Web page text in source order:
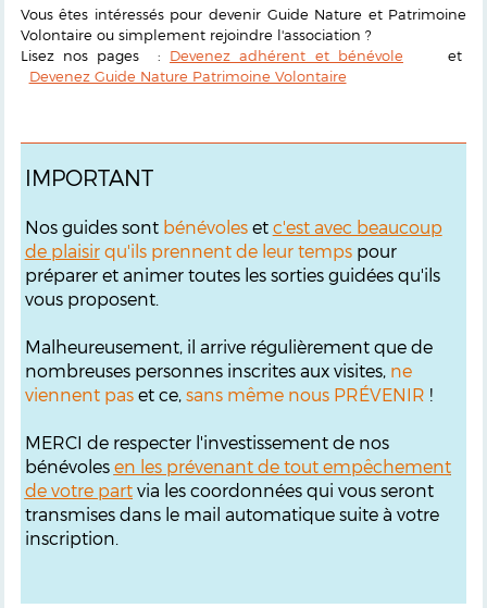
Vous êtes intéressés pour devenir Guide Nature et Patrimoine
Volontaire ou simplement rejoindre l'association ?
Lisez nos pages : Devenez adhérent et bénévole et
Devenez Guide Nature Patrimoine Volontaire
IMPORTANT
Nos guides sont bénévoleset c'est avec beaucoup
de plaisirqu'ils prennent de leur tempspour
préparer et animer toutes les sorties guidées qu'ils
vous proposent.
Malheureusement, il arrive régulièrement que de
nombreuses personnes inscrites aux visites, ne
viennent paset ce, sans même nous PRÉVENIR !
MERCI de respecter l'investissement de nos
bénévoles en les prévenant de tout empêchement
de votre partvia les coordonnées qui vous seront
transmises dans le mail automatique suite à votre
inscription.